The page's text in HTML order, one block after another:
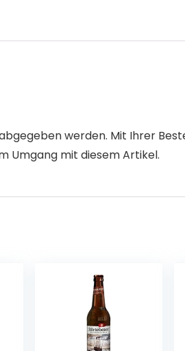
werden. Mit Ihrer
Umgang mit diesem Artikel.